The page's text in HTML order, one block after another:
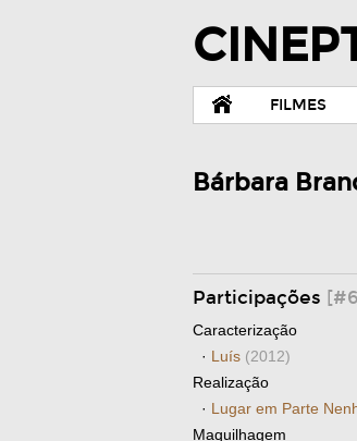
FILMES
Bárbara
Participações
Caracterização
· Luís (2012)
Realização
· Lugar em Parte
Maquilhagem